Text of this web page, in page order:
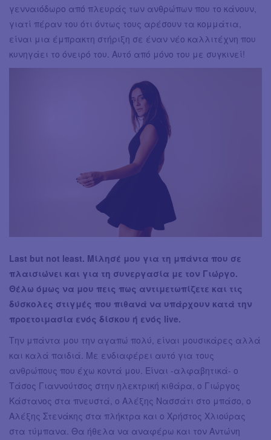
γενναιόδωρο από πλευράς των ανθρώπων που το κάνουν,
γιατί πέραν του ότι όντως τους αρέσουν τα κομμάτια,
είναι μια έμπρακτη στήριξη σε έναν νέο καλλιτέχνη που
κυνηγάει το όνειρό του. Αυτό από μόνο του με συγκινεί!
Last but not least. Μίλησέ μου για τη μπάντα που σε
πλαισιώνει και για τη συνεργασία με τον Γιώργο.
Θέλω όμως να μου πεις πως αντιμετωπίζετε και τις
δύσκολες στιγμές που πιθανά να υπάρχουν κατά την
προετοιμασία ενός δίσκου ή ενός live.
Την μπάντα μου την αγαπώ πολύ, είναι μουσικάρες αλλά
και καλά παιδιά. Με ενδιαφέρει αυτό για τους
ανθρώπους που έχω κοντά μου. Είναι -αλφαβητικά- ο
Τάσος Γιαννούτσος στην ηλεκτρική κιθάρα, ο Γιώργος
Κάστανος στα πνευστά, ο Αλέξης Νασσάτι στο μπάσο, ο
Αλέξης Στενάκης στα πλήκτρα και ο Χρήστος Χλιούρας
στα τύμπανα. Θα ήθελα να αναφέρω και τον Αντώνη